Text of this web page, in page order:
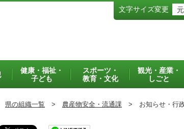
文字サイズ変更
健康・福祉・
子ども
スポーツ・
教育・文化
観光・産業・
しごと
県の組織一覧 > 農産物安全・流通課 > お知らせ・行